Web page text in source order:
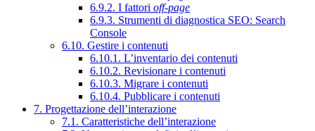
6.9.2. I fattori off-page
6.9.3. Strumenti di diagnostica SEO: Search
Console
6.10. Gestire i contenuti
6.10.1. L’inventario dei contenuti
6.10.2. Revisionare i contenuti
6.10.3. Migrare i contenuti
6.10.4. Pubblicare i contenuti
7. Progettazione dell’interazione
7.1. Caratteristiche dell’interazione